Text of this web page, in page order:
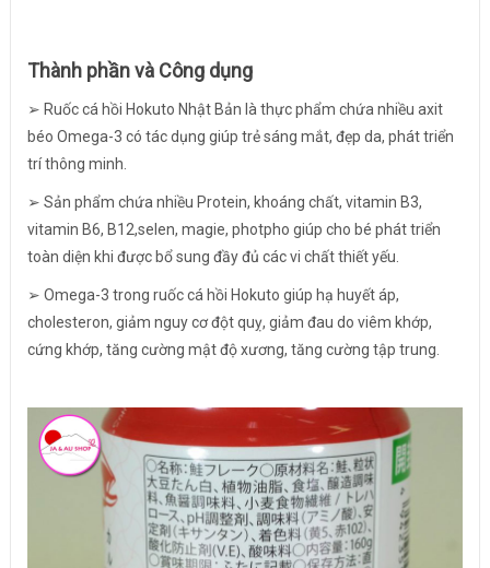
Thành phần và Công dụng
➢ Ruốc cá hồi Hokuto Nhật Bản là thực phẩm chứa nhiều axit
béo Omega-3 có tác dụng giúp trẻ sáng mắt, đẹp da, phát triển
trí thông minh.
➢ Sản phẩm chứa nhiều Protein, khoáng chất, vitamin B3,
vitamin B6, B12,selen, magie, photpho giúp cho bé phát triển
toàn diện khi được bổ sung đầy đủ các vi chất thiết yếu.
➢ Omega-3 trong ruốc cá hồi Hokuto giúp hạ huyết áp,
cholesteron, giảm nguy cơ đột quỵ, giảm đau do viêm khớp,
cứng khớp, tăng cường mật độ xương, tăng cường tập trung.